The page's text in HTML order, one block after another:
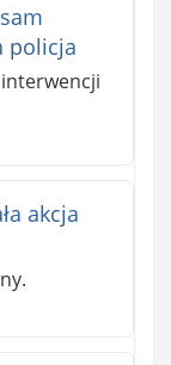
policja
akcja